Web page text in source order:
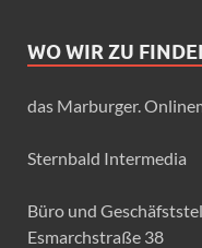
WO WIR ZU
das Marburger.
Sternbald Intermedia
Büro und
Esmarchstraße 38